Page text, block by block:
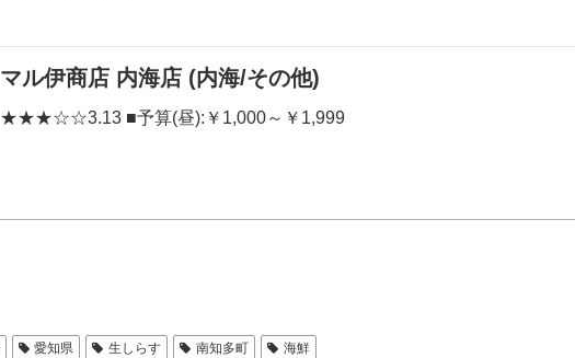
マル伊商店 内海店 (内海/その他)
★★★☆☆3.13 ■予算(昼):￥1,000～￥1,999
愛知県 生しらす 南知多町 海鮮